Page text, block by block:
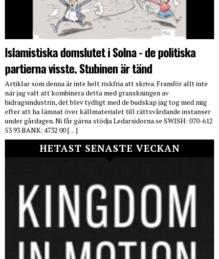
Islamistiska domslutet i Solna - de politiska
partierna visste. Stubinen är tänd
Artiklar som denna är inte helt riskfria att skriva. Framför allt inte
när jag valt att kombinera detta med granskningen av
bidragsindustrin, det blev tydligt med de budskap jag tog med mig
efter att ha lämnat över källmaterialet till rättsvårdande instanser
under gårdagen. Ni får gärna stödja Ledarsidorna.se SWISH: 070-612
53 93 BANK: 4732 00 […]
HETAST SENASTE VECKAN